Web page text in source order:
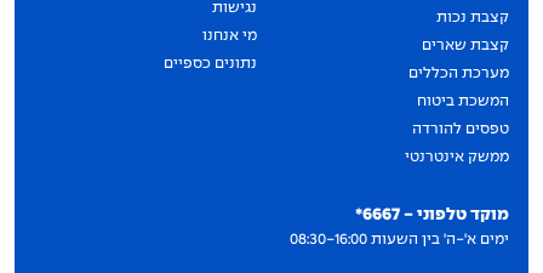
מוקד טלפוני - 6667*
ימים א'-ה' בין השעות 08:30-16:00
קצבת נכות
קצבת שארים
מערכת הכללים
המשכת ביטוח
טפסים להורדה
ממשק אינטרנטי
נגישות
מי אנחנו
נתונים כספיים